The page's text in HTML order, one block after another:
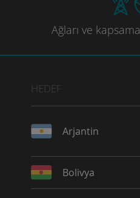
Ağları ve kapsama
HEDEF
Arjantin
Bolivya